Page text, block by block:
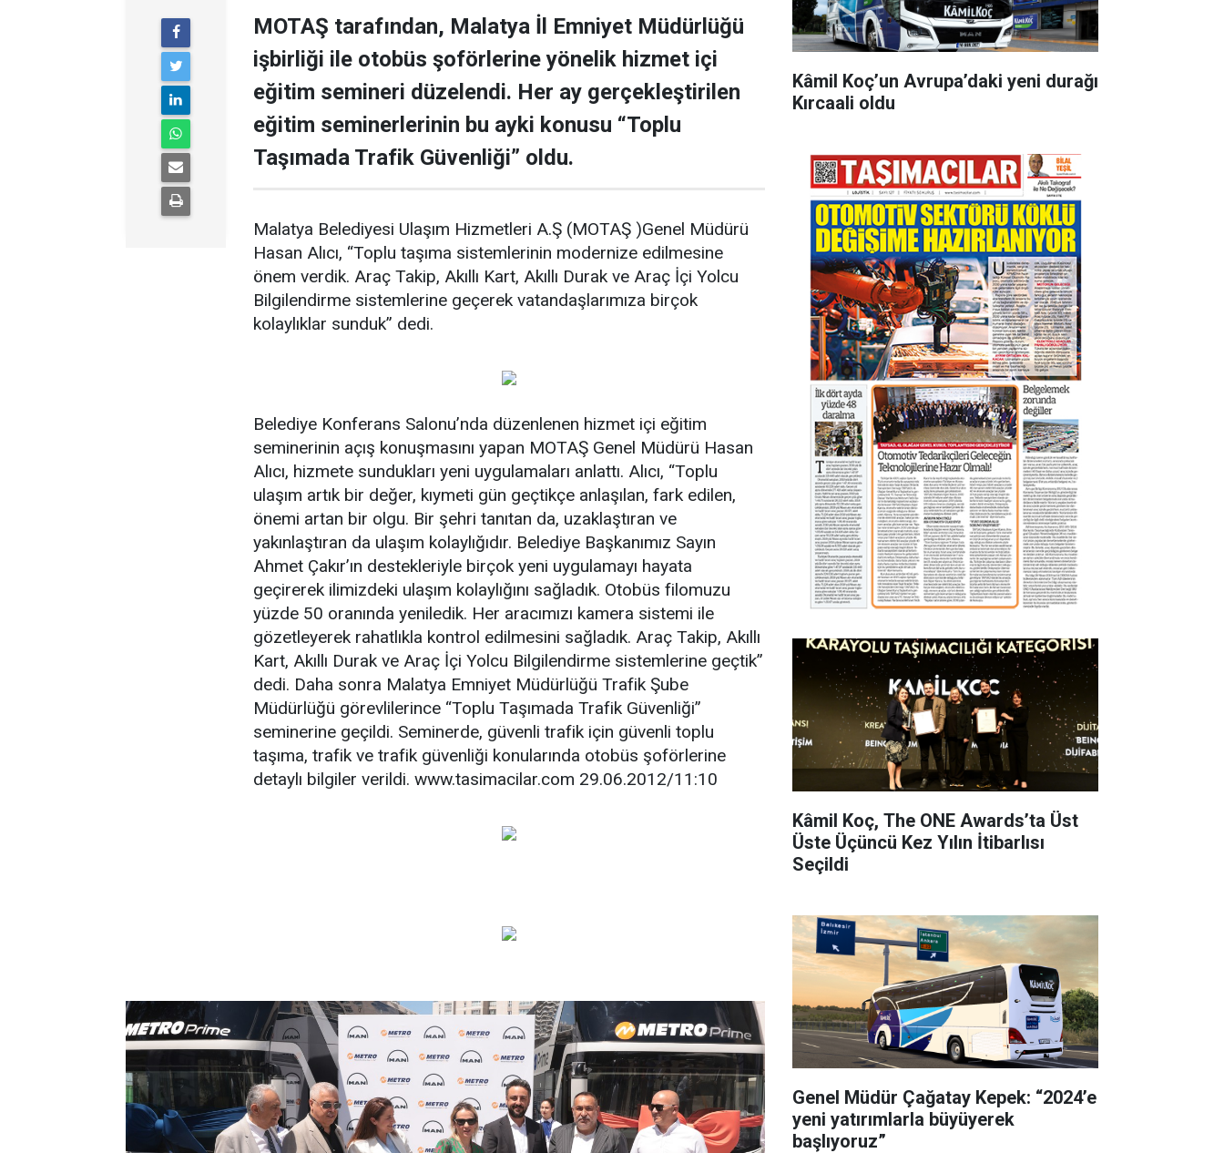
MOTAŞ tarafından, Malatya İl Emniyet Müdürlüğü
işbirliği ile otobüs şoförlerine yönelik hizmet içi
eğitim semineri düzelendi. Her ay gerçekleştirilen
eğitim seminerlerinin bu ayki konusu “Toplu
Taşımada Trafik Güvenliği” oldu.
Malatya Belediyesi Ulaşım Hizmetleri A.Ş (MOTAŞ )Genel Müdürü
Hasan Alıcı, “Toplu taşıma sistemlerinin modernize edilmesine
önem verdik. Araç Takip, Akıllı Kart, Akıllı Durak ve Araç İçi Yolcu
Bilgilendirme sistemlerine geçerek vatandaşlarımıza birçok
kolaylıklar sunduk” dedi.
Belediye Konferans Salonu’nda düzenlenen hizmet içi eğitim
seminerinin açış konuşmasını yapan MOTAŞ Genel Müdürü Hasan
Alıcı, hizmete sundukları yeni uygulamaları anlattı. Alıcı, “Toplu
ulaşım artık bir değer, kıymeti gün geçtikçe anlaşılan, fark edilen,
önemi artan bir olgu. Bir şehri tanıtan da, uzaklaştıran ve
yakınlaştıran da ulaşım kolaylığıdır. Belediye Başkanımız Sayın
Ahmet Çakır’ın destekleriyle birçok yeni uygulamayı hayata
geçirerek ilimizdeki ulaşım kolaylığını sağladık. Otobüs filomuzu
yüzde 50 oranında yeniledik. Her aracımızı kamera sistemi ile
gözetleyerek rahatlıkla kontrol edilmesini sağladık. Araç Takip, Akıllı
Kart, Akıllı Durak ve Araç İçi Yolcu Bilgilendirme sistemlerine geçtik”
dedi. Daha sonra Malatya Emniyet Müdürlüğü Trafik Şube
Müdürlüğü görevlilerince “Toplu Taşımada Trafik Güvenliği”
seminerine geçildi. Seminerde, güvenli trafik için güvenli toplu
taşıma, trafik ve trafik güvenliği konularında otobüs şoförlerine
detaylı bilgiler verildi. www.tasimacilar.com 29.06.2012/11:10
Kâmil Koç’un Avrupa’daki yeni durağı
Kırcaali oldu
Kâmil Koç, The ONE Awards’ta Üst
Üste Üçüncü Kez Yılın İtibarlısı
Seçildi
Genel Müdür Çağatay Kepek: “2024’e
yeni yatırımlarla büyüyerek
başlıyoruz”